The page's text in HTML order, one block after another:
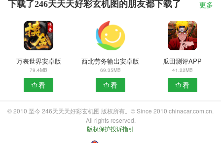
下载了246天天天好彩玄机图的朋友都下载了 更多
万表世界安卓版
79.4MB
查看
西北劳务输出安卓版
69.35MB
查看
瓜田测评APP
41.22MB
查看
© 2010 至今 246天天天好彩玄机图 版权所有。© Since 2010 chinacar.com.cn.
All rights reserved.
版权保护投诉指引